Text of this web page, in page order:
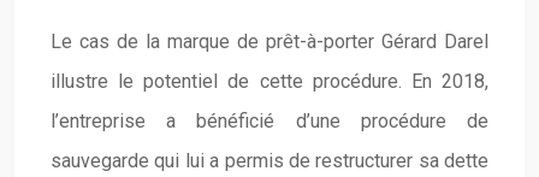
Le cas de la marque de prêt-à-porter Gérard Darel
illustre le potentiel de cette procédure. En 2018,
l’entreprise a bénéficié d’une procédure de
sauvegarde qui lui a permis de restructurer sa dette